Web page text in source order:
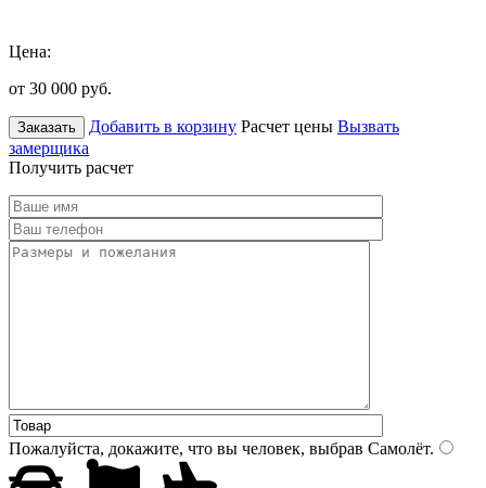
Цена:
от 30 000 руб.
Заказать Добавить в корзину Расчет цены Вызвать
замерщика
Получить расчет
Пожалуйста, докажите, что вы человек, выбрав Самолёт.